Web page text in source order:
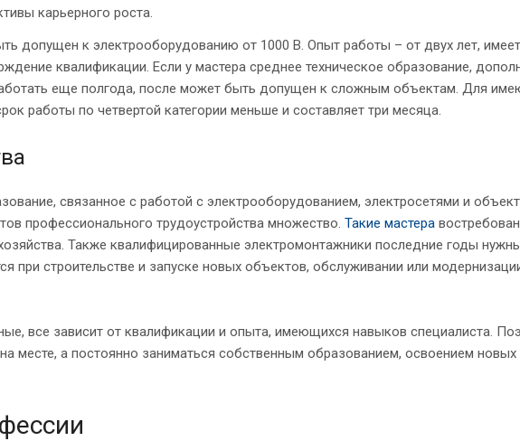
карьерного роста.
допущен к электрооборудованию от 1000 В. Опыт работы – от двух лет,
квалификации. Если у мастера среднее техническое образование,
еще полгода, после может быть допущен к сложным объектам. Для
работы по четвертой категории меньше и составляет три месяца.
связанное с работой с электрооборудованием, электросетями и
профессионального трудоустройства множество. Такие мастера
Также квалифицированные электромонтажники последние годы
при строительстве и запуске новых объектов, обслуживании или
все зависит от квалификации и опыта, имеющихся навыков специалиста.
месте, а постоянно заниматься собственным образованием, освоением новых